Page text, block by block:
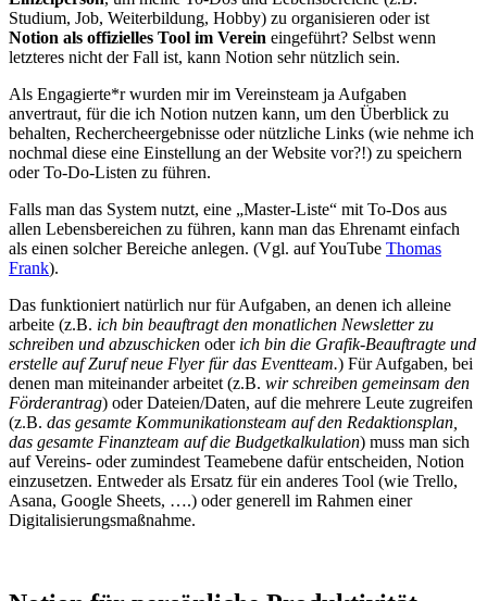
Studium, Job, Weiterbildung, Hobby) zu organisieren oder ist
Notion als offizielles Tool im Verein eingeführt? Selbst wenn
letzteres nicht der Fall ist, kann Notion sehr nützlich sein.
Als Engagierte*r wurden mir im Vereinsteam ja Aufgaben
anvertraut, für die ich Notion nutzen kann, um den Überblick zu
behalten, Rechercheergebnisse oder nützliche Links (wie nehme ich
nochmal diese eine Einstellung an der Website vor?!) zu speichern
oder To-Do-Listen zu führen.
Falls man das System nutzt, eine „Master-Liste“ mit To-Dos aus
allen Lebensbereichen zu führen, kann man das Ehrenamt einfach
als einen solcher Bereiche anlegen. (Vgl. auf YouTube Thomas
Frank).
Das funktioniert natürlich nur für Aufgaben, an denen ich alleine
arbeite (z.B. ich bin beauftragt den monatlichen Newsletter zu
schreiben und abzuschicken oderich bin die Grafik-Beauftragte und
erstelle auf Zuruf neue Flyer für das Eventteam.) Für Aufgaben, bei
denen man miteinander arbeitet (z.B. wir schreiben gemeinsam den
Förderantrag) oder Dateien/Daten, auf die mehrere Leute zugreifen
(z.B. das gesamte Kommunikationsteam auf den Redaktionsplan,
das gesamte Finanzteam auf die Budgetkalkulation) muss man sich
auf Vereins- oder zumindest Teamebene dafür entscheiden, Notion
einzusetzen. Entweder als Ersatz für ein anderes Tool (wie Trello,
Asana, Google Sheets, ….) oder generell im Rahmen einer
Digitalisierungsmaßnahme.